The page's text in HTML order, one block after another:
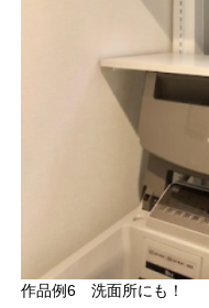
作品例6 洗面所にも！